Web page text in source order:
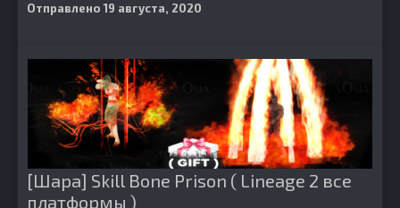
Отправлено19 августа, 2020
[Шара] Skill Bone Prison ( Lineage 2 все
платформы )